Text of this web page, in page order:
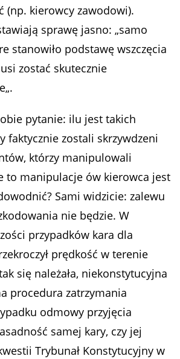
(np. kierowcy zawodowi).
sprawę jasno: „samo
stanowiło podstawę wszczęcia
zostać skutecznie
„.
pytanie: ilu jest takich
faktycznie zostali skrzywdzeni
którzy manipulowali
to manipulacje ów kierowca jest
Sami widzicie: zalewu
nie będzie. W
przypadków kara dla
prędkość w terenie
się należała, niekonstytucyjna
procedura zatrzymania
odmowy przyjęcia
samej kary, czy jej
Trybunał Konstytucyjny w